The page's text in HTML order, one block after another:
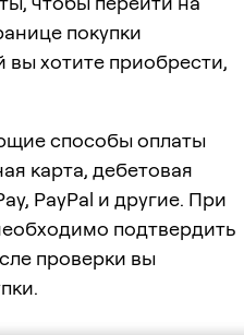
покупки
вы хотите приобрести,
способы оплаты
карта, дебетовая
PayPal и другие. При
подтвердить
проверки вы